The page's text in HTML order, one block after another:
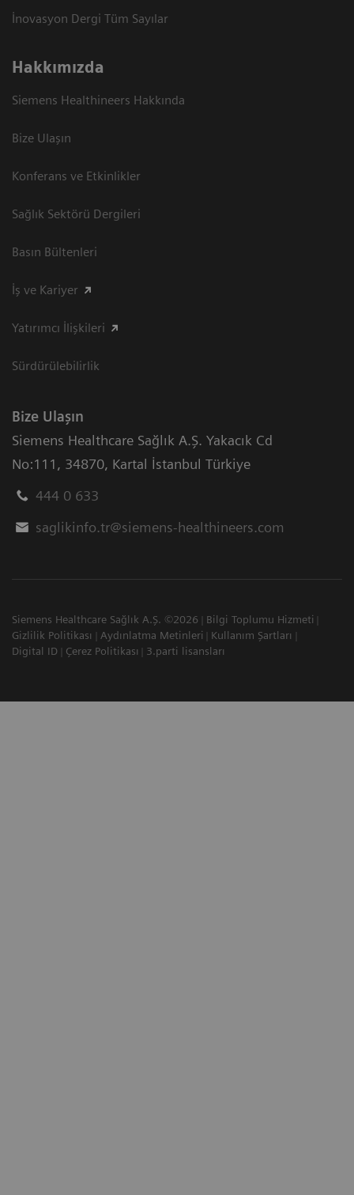
İnovasyon Dergi Tüm Sayılar
Hakkımızda
Siemens Healthineers Hakkında
Bize Ulaşın
Konferans ve Etkinlikler
Sağlık Sektörü Dergileri
Basın Bültenleri
İş ve Kariyer
Yatırımcı İlişkileri
Sürdürülebilirlik
Bize Ulaşın
Siemens Healthcare Sağlık A.Ş. Yakacık Cd
No:111 , 34870, Kartal İstanbul Türkiye
444 0 633
saglikinfo.tr@siemens-healthineers.com
Siemens Healthcare Sağlık A.Ş. ©2026
Bilgi Toplumu Hizmeti
Gizlilik Politikası
Aydınlatma Metinleri
Kullanım Şartları
Digital ID
Çerez Politikası 3.parti lisansları